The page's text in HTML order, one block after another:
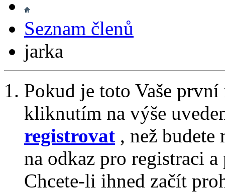
Seznam členů
jarka
Pokud je toto Vaše
kliknutím na výše
registrovat , než
na odkaz pro registraci
Chcete-li ihned začít